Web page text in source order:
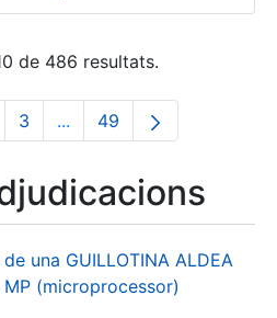
de 486 resultats.
Pàgina
3 ...Pàgines intermèdies
Pàgina
49
una GUILLOTINA ALDEA
(microprocessor)